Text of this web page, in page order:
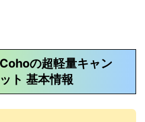
の超軽量キャン
ト 基本情報